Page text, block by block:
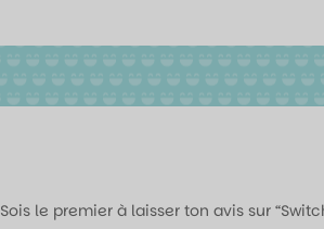
Sois le premier à laisser ton avis sur